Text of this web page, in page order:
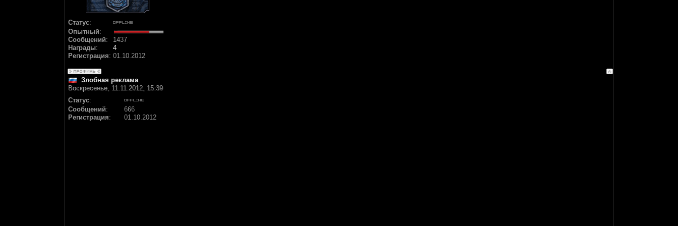
Статус:
Опытный:
Сообщений:
1437
Награды:
4
Регистрация: 01.10.2012
Злобная реклама
Воскресенье, 11.11.2012, 15:39
Статус:
Сообщений:
666
Регистрация: 01.10.2012